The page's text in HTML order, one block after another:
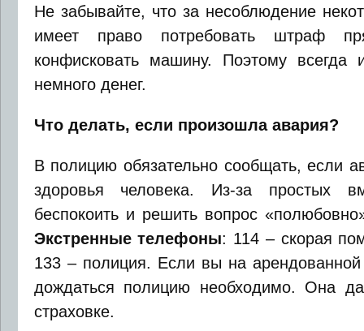
Не забывайте, что за несоблюдение
имеет право потребовать штраф
конфисковать машину. Поэтому всегда
немного денег.
Что делать, если произошла авария?
В полицию обязательно сообщать, если
здоровья человека. Из-за простых
беспокоить и решить вопрос
Экстренные телефоны: 114 – скорая
133 – полиция. Если вы на
дождаться полицию необходимо. Она
страховке.